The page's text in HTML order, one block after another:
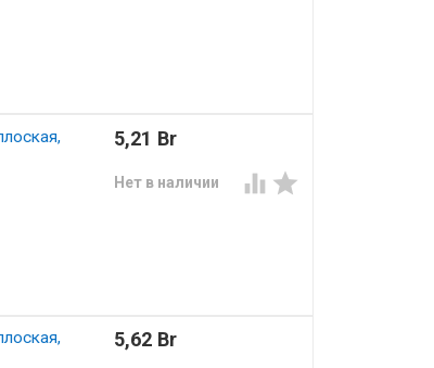
5,21 Br
Нет в наличии  
5,62 Br